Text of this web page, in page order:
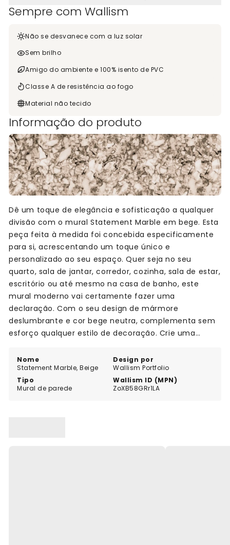
Sempre com Wallism
Não se desvanece com a luz solar
Sem brilho
Amigo do ambiente e 100% isento de PVC
Classe A de resistência ao fogo
Material não tecido
Informação do produto
Nome
Statement Marble, Beige
Design por
Wallism Portfolio
Tipo
Mural de parede
Wallism ID (MPN)
ZoXB58GRr1LA
Dê um toque de elegância e sofisticação a qualquer
divisão com o mural Statement Marble em bege. Esta
peça feita à medida foi concebida especificamente
para si, acrescentando um toque único e
personalizado ao seu espaço. Quer seja no seu
quarto, sala de jantar, corredor, cozinha, sala de estar,
escritório ou até mesmo na casa de banho, este
mural moderno vai certamente fazer uma
declaração. Com o seu design de mármore
deslumbrante e cor bege neutra, complementa sem
esforço qualquer estilo de decoração. Crie uma
convidados e transformará o seu espaço num oásis
de estilo. Eleve o ambiente da sua casa com o mural
Statement Marble.